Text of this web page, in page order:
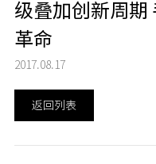
级叠加创新周期
革命
2017.08.17
返回列表